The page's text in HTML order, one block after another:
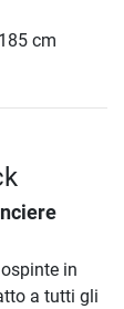
cm
in
a tutti gli